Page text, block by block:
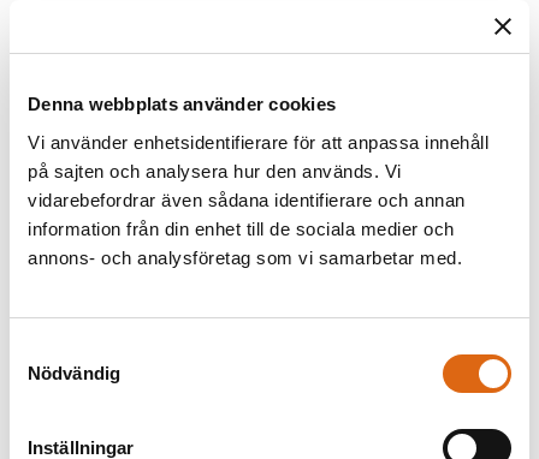
Denna webbplats använder cookies
Vi använder enhetsidentifierare för att anpassa innehåll
på sajten och analysera hur den används. Vi
vidarebefordrar även sådana identifierare och annan
information från din enhet till de sociala medier och
annons- och analysföretag som vi samarbetar med.
Nödvändig
Inställningar
Relaterade objekt(99)
Afrika, ur svit med de fyra